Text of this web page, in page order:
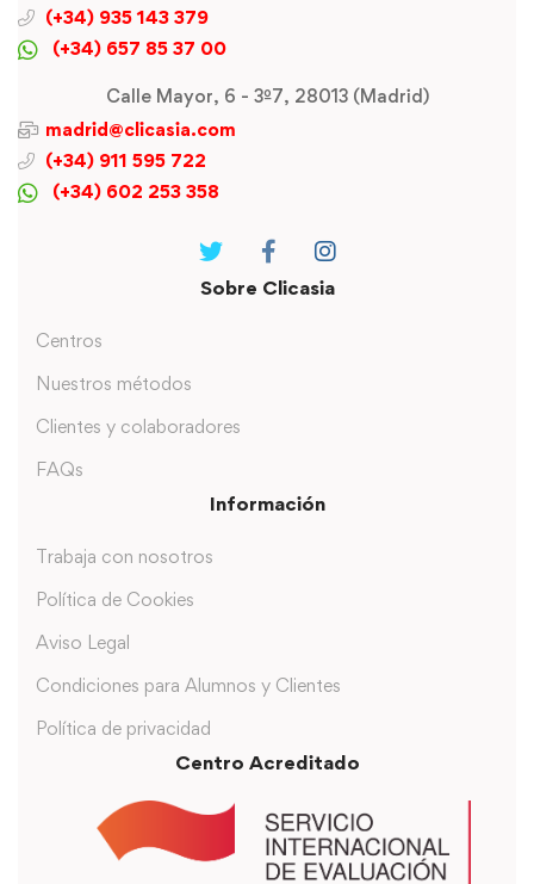
(+34) 935 143 379
(+34) 657 85 37 00
Calle Mayor, 6 - 3º7, 28013 (Madrid)
madrid@clicasia.com
(+34) 911 595 722
(+34) 602 253 358
Sobre Clicasia
Centros
Nuestros métodos
Clientes y colaboradores
FAQs
Información
Trabaja con nosotros
Política de Cookies
Aviso Legal
Condiciones para Alumnos y Clientes
Política de privacidad
Centro Acreditado